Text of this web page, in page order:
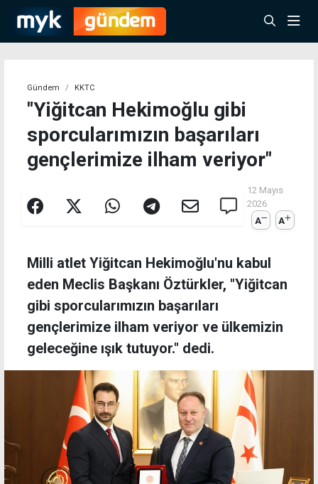
Gündem KKTC
"Yiğitcan Hekimoğlu gibi
sporcularımızın başarıları
gençlerimize ilham veriyor"
12 Mayıs
2026
A
A
Milli atlet Yiğitcan Hekimoğlu'nu kabul
eden Meclis Başkanı Öztürkler, "Yiğitcan
gibi sporcularımızın başarıları
gençlerimize ilham veriyor ve ülkemizin
geleceğine ışık tutuyor." dedi.